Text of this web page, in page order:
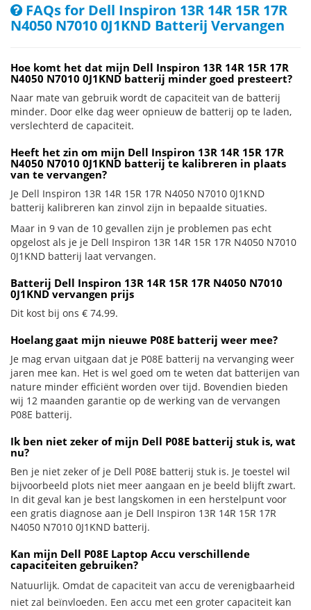
FAQs for Dell Inspiron 13R 14R 15R 17R
N4050 N7010 0J1KND Batterij Vervangen
Hoe komt het dat mijn Dell Inspiron 13R 14R 15R 17R
N4050 N7010 0J1KND batterij minder goed presteert?
Naar mate van gebruik wordt de capaciteit van de batterij
minder. Door elke dag weer opnieuw de batterij op te laden,
verslechterd de capaciteit.
Heeft het zin om mijn Dell Inspiron 13R 14R 15R 17R
N4050 N7010 0J1KND batterij te kalibreren in plaats
van te vervangen?
Je Dell Inspiron 13R 14R 15R 17R N4050 N7010 0J1KND
batterij kalibreren kan zinvol zijn in bepaalde situaties.
Maar in 9 van de 10 gevallen zijn je problemen pas echt
opgelost als je je Dell Inspiron 13R 14R 15R 17R N4050 N7010
0J1KND batterij laat vervangen.
Batterij Dell Inspiron 13R 14R 15R 17R N4050 N7010
0J1KND vervangen prijs
Dit kost bij ons € 74.99.
Hoelang gaat mijn nieuwe P08E batterij weer mee?
Je mag ervan uitgaan dat je P08E batterij na vervanging weer
jaren mee kan. Het is wel goed om te weten dat batterijen van
nature minder efficiënt worden over tijd. Bovendien bieden
wij 12 maanden garantie op de werking van de vervangen
P08E batterij.
Ik ben niet zeker of mijn Dell P08E batterij stuk is, wat
nu?
Ben je niet zeker of je Dell P08E batterij stuk is. Je toestel wil
bijvoorbeeld plots niet meer aangaan en je beeld blijft zwart.
In dit geval kan je best langskomen in een herstelpunt voor
een gratis diagnose aan je Dell Inspiron 13R 14R 15R 17R
N4050 N7010 0J1KND batterij.
Kan mijn Dell P08E Laptop Accu verschillende
capaciteiten gebruiken?
Natuurlijk. Omdat de capaciteit van accu de verenigbaarheid
niet zal beïnvloeden. Een accu met een groter capaciteit kan